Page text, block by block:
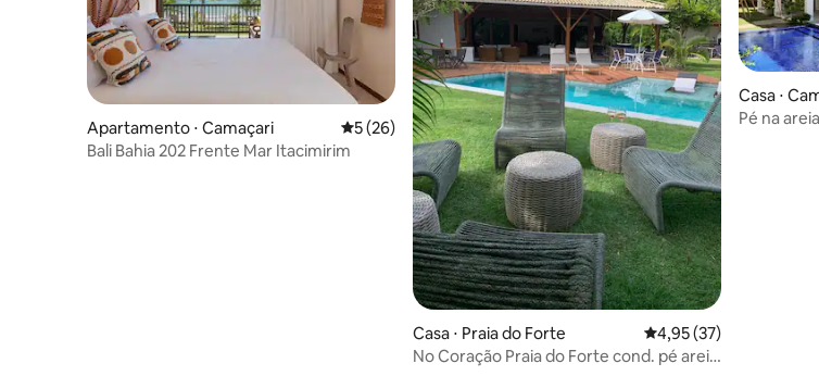
Apartamento ⋅ Camaçari 5 de uma avaliação média de 5, 26 avaliações
5 (26)
Bali Bahia 202 Frente Mar Itacimirim
Casa ⋅ Praia do Forte 4,95 de uma avaliação
4,95 (37)
No Coração Praia do Forte cond. pé areia
Casa ⋅
Pé na